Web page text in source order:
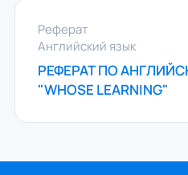
Реферат
Английский язык
РЕФЕРАТ ПО
"WHOSE LEARNING"